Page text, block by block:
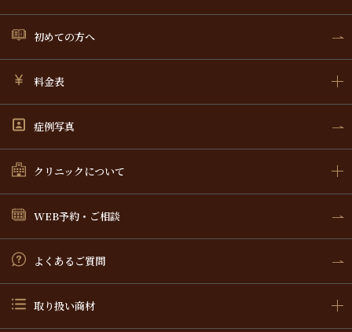
初めての方へ
料金表
症例写真
クリニックについて
WEB予約・ご相談
よくあるご質問
取り扱い商材